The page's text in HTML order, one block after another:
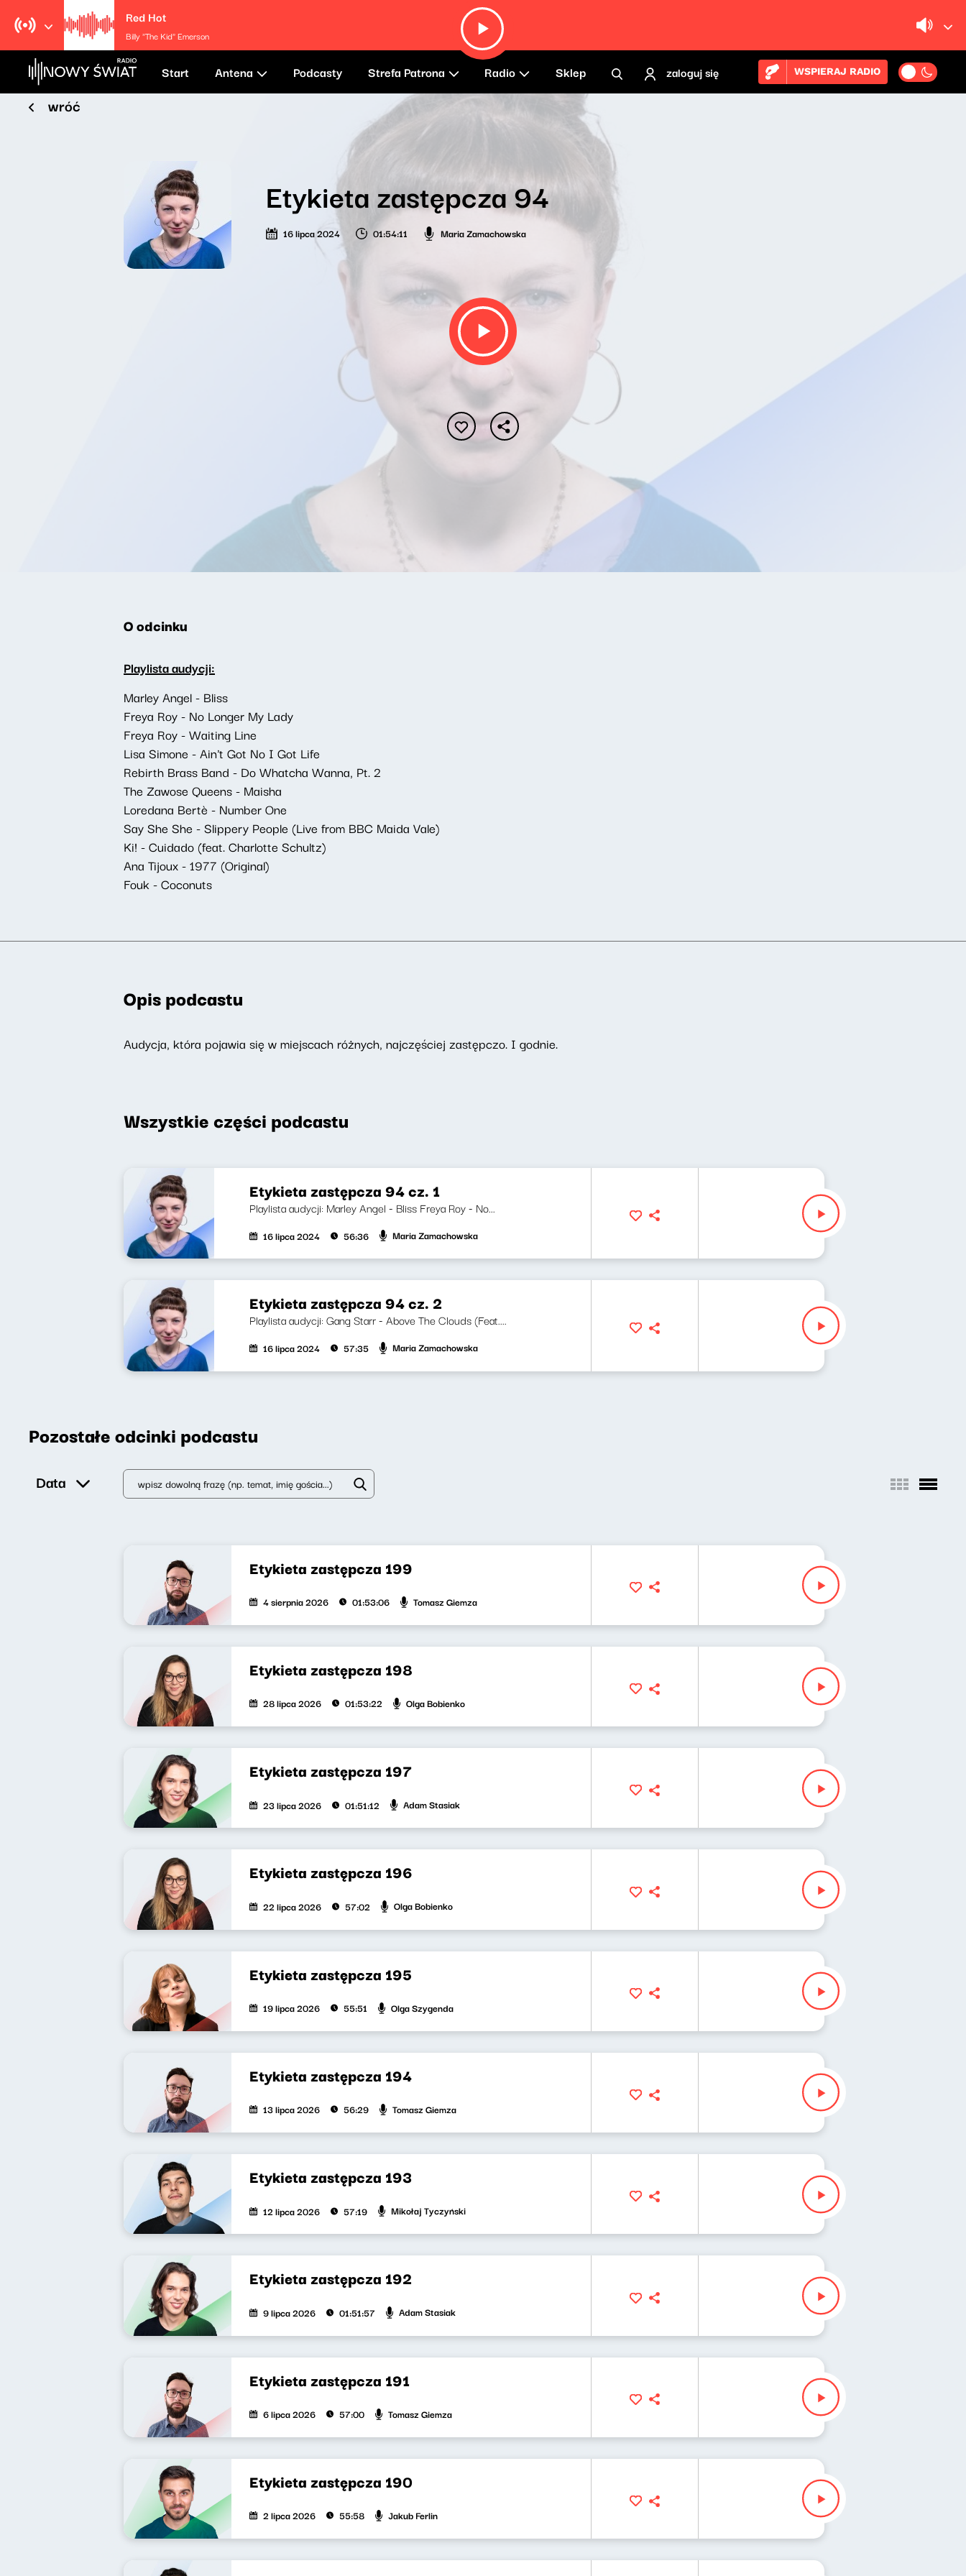
Red Hot
Billy "The Kid" Emerson
Start Antena Podcasty Strefa Patrona Radio Sklep zaloguj się WSPIERAJ RADIO
wróć
Etykieta zastępcza 94
16 lipca 2024 01:54:11 Maria Zamachowska
O odcinku
Playlista audycji:
Marley Angel - Bliss
Freya Roy - No Longer My Lady
Freya Roy - Waiting Line
Lisa Simone - Ain't Got No I Got Life
Rebirth Brass Band - Do Whatcha Wanna, Pt. 2
The Zawose Queens - Maisha
Loredana Bertè - Number One
Say She She - Slippery People (Live from BBC Maida Vale)
Ki! - Cuidado (feat. Charlotte Schultz)
Ana Tijoux - 1977 (Original)
Fouk - Coconuts
Opis podcastu
Audycja, która pojawia się w miejscach różnych, najczęściej zastępczo. I godnie.
Wszystkie części podcastu
Etykieta zastępcza 94 cz. 1
Playlista audycji: Marley Angel - Bliss Freya Roy - No...
16 lipca 2024 56:36 Maria Zamachowska
Etykieta zastępcza 94 cz. 2
Playlista audycji: Gang Starr - Above The Clouds (Feat....
16 lipca 2024 57:35 Maria Zamachowska
Pozostałe odcinki podcastu
Data
Etykieta zastępcza 199
4 sierpnia 2026 01:53:06 Tomasz Giemza
Etykieta zastępcza 198
28 lipca 2026 01:53:22 Olga Bobienko
Etykieta zastępcza 197
23 lipca 2026 01:51:12 Adam Stasiak
Etykieta zastępcza 196
22 lipca 2026 57:02 Olga Bobienko
Etykieta zastępcza 195
19 lipca 2026 55:51 Olga Szygenda
Etykieta zastępcza 194
13 lipca 2026 56:29 Tomasz Giemza
Etykieta zastępcza 193
12 lipca 2026 57:19 Mikołaj Tyczyński
Etykieta zastępcza 192
9 lipca 2026 01:51:57 Adam Stasiak
Etykieta zastępcza 191
6 lipca 2026 57:00 Tomasz Giemza
Etykieta zastępcza 190
2 lipca 2026 55:58 Jakub Ferlin